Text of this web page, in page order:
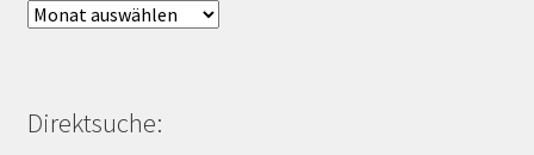
Archiv
Direktsuche: